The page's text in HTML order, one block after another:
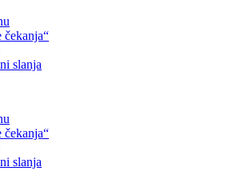
čekanja“
slanja
čekanja“
slanja